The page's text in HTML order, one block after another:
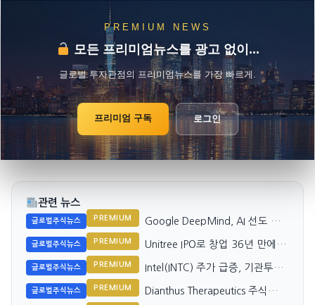
PREMIUM NEWS
모든 프리미엄뉴스를 광고 없이...
글로벌 투자관점의 프리미엄뉴스를 가장 빠르게.
프리미엄 구독 로그인
관련 뉴스
글로벌주식뉴스 PREMIUM
Google DeepMind, AI 선도 전
글로벌주식뉴스 PREMIUM
Unitree IPO로 창업 36년 만에 중
자 탄생
글로벌주식뉴스 PREMIUM
Intel(INTC) 주가 급증, 기관투자
글로벌주식뉴스 PREMIUM
Dianthus Therapeutics 주식